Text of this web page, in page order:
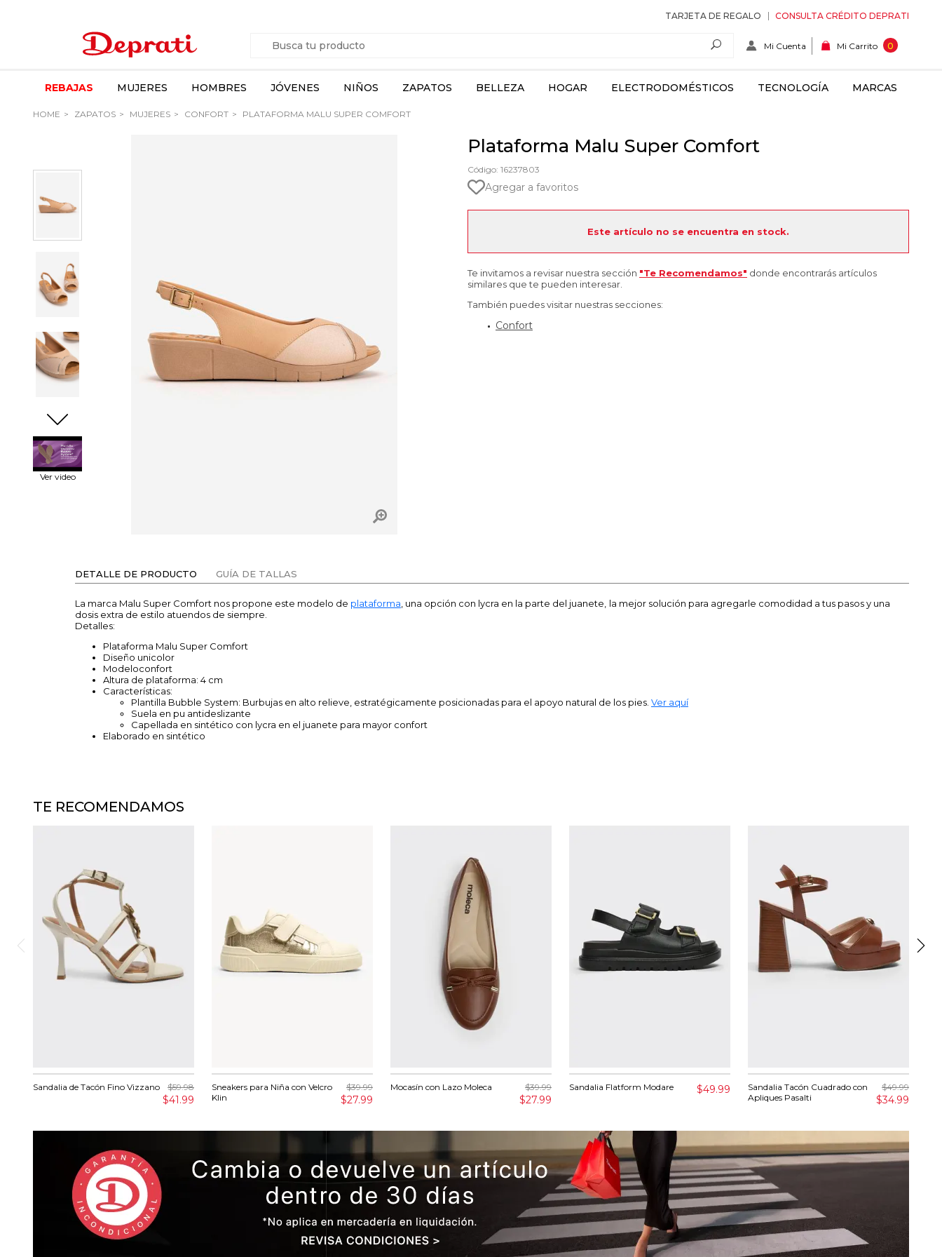
TARJETA DE REGALO CONSULTA CRÉDITO DEPRATI
Mi Cuenta Mi Carrito 0
REBAJAS MUJERES HOMBRES JÓVENES NIÑOS ZAPATOS BELLEZA HOGAR ELECTRODOMÉSTICOS TECNOLOGÍA MARCAS
HOME ZAPATOS MUJERES CONFORT PLATAFORMA MALU SUPER COMFORT
Ver video
Plataforma Malu Super Comfort
Código: 16237803
Agregar a favoritos
Este artículo no se encuentra en stock.
Te invitamos a revisar nuestra sección "Te Recomendamos" donde encontrarás artículos
similares que te pueden interesar.
También puedes visitar nuestras secciones:
Confort
DETALLE DE PRODUCTO GUÍA DE TALLAS
La marca Malu Super Comfort nos propone este modelo de plataforma , una opción con lycra en la parte del juanete, la mejor solución para agregarle comodidad a tus pasos y una
dosis extra de estilo atuendos de siempre.
Detalles:
Plataforma Malu Super Comfort
Diseño unicolor
Modeloconfort
Altura de plataforma: 4 cm
Características:
Plantilla Bubble System: Burbujas en alto relieve, estratégicamente posicionadas para el apoyo natural de los pies. Ver aquí
Suela en pu antideslizante
Capellada en sintético con lycra en el juanete para mayor confort
Elaborado en sintético
TE RECOMENDAMOS
Sandalia de Tacón Fino Vizzano $59.98
$41.99
Sneakers para Niña con Velcro
Klin
$39.99
$27.99
Mocasín con Lazo Moleca $39.99
$27.99
Sandalia Flatform Modare $49.99
Sandalia Tacón Cuadrado con
Apliques Pasalti
$49.99
$34.99